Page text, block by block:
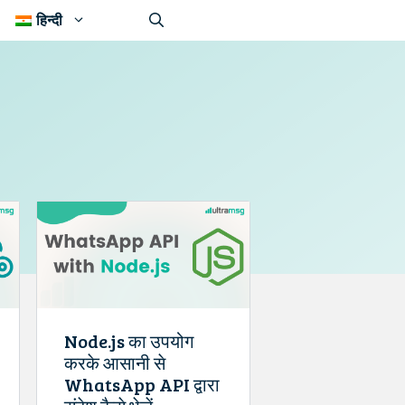
हिन्दी
Node.js का उपयोग
करके आसानी से
WhatsApp API द्वारा